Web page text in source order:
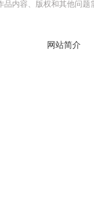
内容、版权和其他问
网站简介